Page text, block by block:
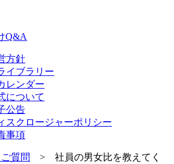
Q&A
方針
イブラリー
レンダー
について
公告
スクロージャーポリシー
事項
質問 > 社員の男女比を教えてく